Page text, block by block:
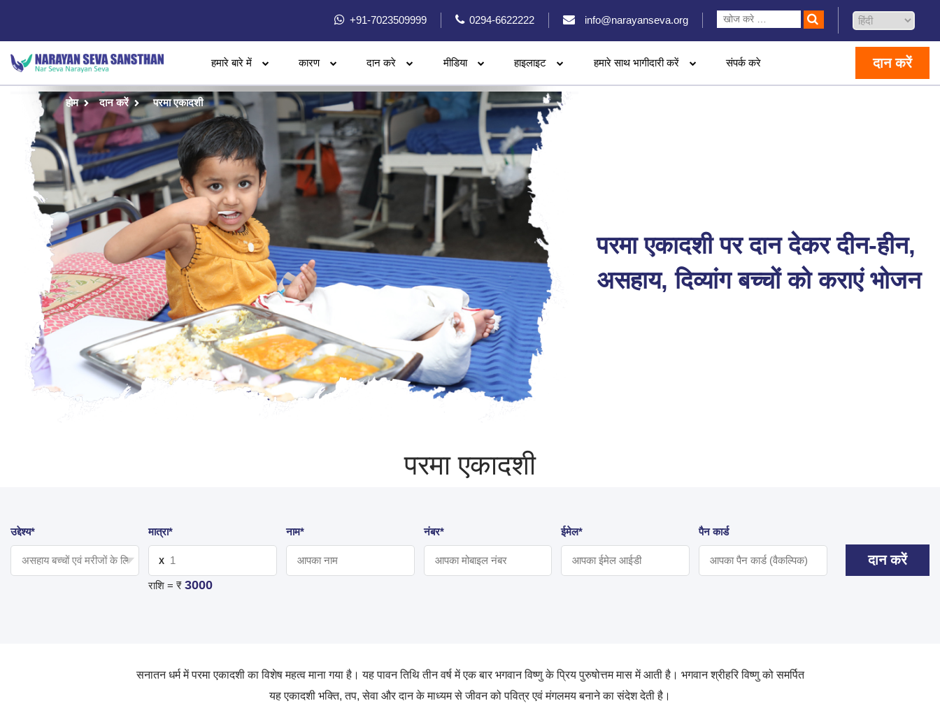
+91-7023509999 0294-6622222 info@narayanseva.org
हमारे बारे में कारण दान करे मीडिया हाइलाइट हमारे साथ भागीदारी करें संपर्क करे दान करें
होम दान करें परमा एकादशी
परमा एकादशी पर दान देकर दीन-हीन,
असहाय, दिव्यांग बच्चों को कराएं भोजन
परमा एकादशी
उद्देश्य* मात्रा*
X
राशि = ₹ 3000
नाम* नंबर* ईमेल* पैन कार्ड
दान करें
सनातन धर्म में परमा एकादशी का विशेष महत्व माना गया है। यह पावन तिथि तीन वर्ष में एक बार भगवान विष्णु के प्रिय पुरुषोत्तम मास में आती है। भगवान श्रीहरि विष्णु को समर्पित
यह एकादशी भक्ति,तप,सेवा और दान के माध्यम से जीवन को पवित्र एवं मंगलमय बनाने का संदेश देती है।